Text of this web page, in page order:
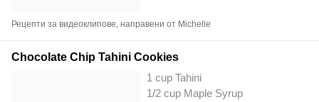
Рецепти за видеоклипове, направени от Michelle
Chocolate Chip Tahini Cookies
1 cup Tahini
1/2 cup Maple Syrup